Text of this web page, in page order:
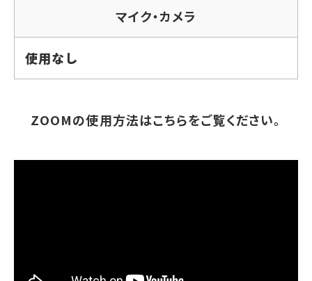
マイク・カメラ
使用なし
ZOOMの使用方法はこちらをご覧ください。